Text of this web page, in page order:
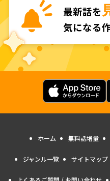
ホーム 無料話増量
ジャンル一覧 サイトマップ